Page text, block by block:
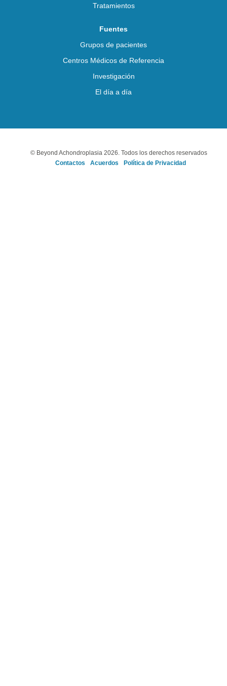
Tratamientos
Fuentes
Grupos de pacientes
Centros Médicos de Referencia
Investigación
El día a día
© Beyond Achondroplasia 2026. Todos los derechos reservados
Contactos
Acuerdos Política de Privacidad